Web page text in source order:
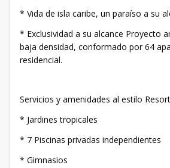
* Vida de isla caribe, un paraíso a su
* Exclusividad a su alcance Proyecto
baja densidad, conformado por 64
residencial.
Servicios y amenidades al estilo
* Jardines tropicales
* 7 Piscinas privadas independientes
* Gimnasios